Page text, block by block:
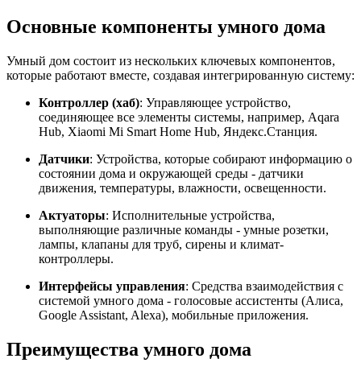
Основные компоненты умного дома
Умный дом состоит из нескольких ключевых компонентов,
которые работают вместе, создавая интегрированную систему:
Контроллер (хаб): Управляющее устройство,
соединяющее все элементы системы, например, Aqara
Hub, Xiaomi Mi Smart Home Hub, Яндекс.Станция.
Датчики: Устройства, которые собирают информацию о
состоянии дома и окружающей среды - датчики
движения, температуры, влажности, освещенности.
Актуаторы: Исполнительные устройства,
выполняющие различные команды - умные розетки,
лампы, клапаны для труб, сирены и климат-
контроллеры.
Интерфейсы управления: Средства взаимодействия с
системой умного дома - голосовые ассистенты (Алиса,
Google Assistant, Alexa), мобильные приложения.
Преимущества умного дома